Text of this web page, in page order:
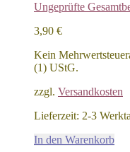
Ungeprüfte
3,90 €
Kein
(1) UStG.
zzgl. Versandkosten
Lieferzeit: 2-3
In den Warenkorb